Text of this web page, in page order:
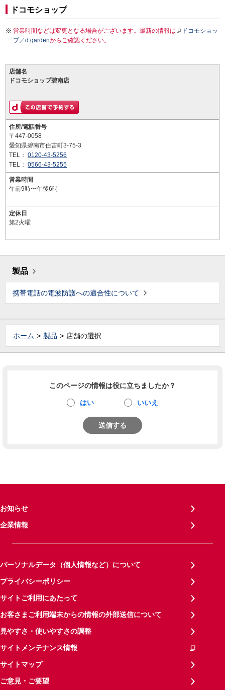
ドコモショップ
営業時間などは変更となる場合がございます。最新の情報は
ドコモショッ
プ／d gardenからご確認ください。
店舗名
ドコモショップ碧南店
住所/電話番号
〒447-0058
愛知県碧南市住吉町3-75-3
TEL： 0120-43-5256
TEL： 0566-43-5255
営業時間
午前9時〜午後6時
定休日
第2火曜
製品
携帯電話の電波防護への適合性について
ホーム 製品 店舗の選択
このページの情報は役に立ちましたか？
はい いいえ
送信する
お知らせ
企業情報
パーソナルデータ（個人情報など）について
プライバシーポリシー
サイトご利用にあたって
お客さまご利用端末からの情報の外部送信について
見やすさ・使いやすさの調整
サイトメンテナンス情報
サイトマップ
ご意見・ご要望